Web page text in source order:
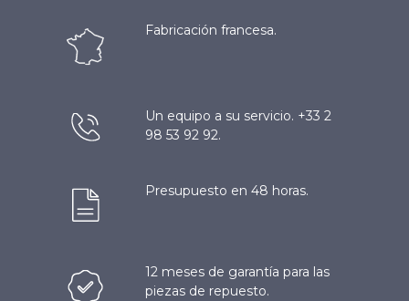
Fabricación francesa.
Un equipo a su servicio. +33 2
98 53 92 92.
Presupuesto en 48 horas.
12 meses de garantía para las
piezas de repuesto.